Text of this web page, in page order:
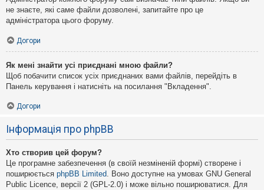
не знаєте, які саме файли дозволені, запитайте про це
адміністратора цього форуму.
Догори
Як мені знайти усі приєднані мною файли?
Щоб побачити список усіх приєднаних вами файлів, перейдіть в
Панель керування і натисніть на посилання "Вкладення".
Догори
Інформація про phpBB
Хто створив цей форум?
Це програмне забезпечення (в своїй незміненій формі) створене і
поширюється phpBB Limited. Воно доступне на умовах GNU General
Public Licence, версії 2 (GPL-2.0) і може вільно поширюватися. Для